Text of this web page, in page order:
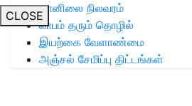
CLOSE
வானிலை நிலவரம்
லாபம் தரும் தொழில்
இயற்கை வேளாண்மை
அஞ்சல் சேமிப்பு திட்டங்கள்